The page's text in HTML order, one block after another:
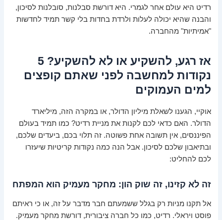
רדיט היא עולם אחר לגמרי. היא דורשת סבלנות, סובלנות לסיכון,
והבנה שהיא יכולה לעלות ולרדת בחדות בלי קשר תמיד לחדשות
"אמיתיות" מהחברה.
אז רגע, להשקיע או לא להשקיע? 5
נקודות למחשבה לפני שאתם קופצים
למים העמוקים
אוקיי, הגענו לשאלת מיליון הדולר, או במקרה הזה, מיליארד
הדולר. האם כדאי לכם לקנות את מניית רדיט? כמו תמיד בעולם
הפיננסים, אין תשובה אחת פשוטה. זה תלוי בכם, ביעדים שלכם,
ובתיאבון שלכם לסיכון. אבל הנה כמה נקודות קריטיות שיעזרו
לכם להחליט:
זה לא קזינו, זה שוק הון: מחקר מעמיק הוא המפתח
אל תקנו מניות רק בגלל ששמעתם חבר מדבר על זה, או כי ראיתם
פוסט ויראלי. רדיט, כמו כל חברה ציבורית, דורשת מחקר מעמיק.